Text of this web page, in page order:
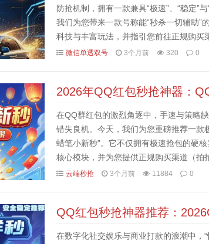
防抢机制，拥有一款兼具“极速”、“稳定”
我们为您带来一款号称能“秒杀一切辅助
科技与丰富玩法，并指引您前往正规购
么选择“QQ幻影双透”？重新定义QQ秒抢
微信单透双号 3个月前 320 0
2026年QQ红包秒抢神器：
在QQ群红包的激烈角逐中，手速与策略
错失良机。今天，我们为您重磅推荐一
蜡笔小新秒”。它不仅拥有极速抢包的硬
核心模块，并为您提供正规购买渠道（
择“QQ蜡笔小新秒”？抢包界的“全能选手
云端秒抢 3个月前 11884 0
QQ红包秒抢神器推荐：
在数字化社交娱乐与商业打款的浪潮中，